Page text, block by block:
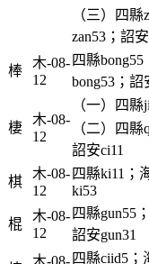
（三）四
zan53；詔安
棒
木-08-
12
四縣
bong53；詔
棲
木-08-
12
（一）四
（二）四
詔安ci11
棋
木-08-
12
四縣ki11；
ki53
棍
木-08-
12
四縣gun55
詔安gun31
木-08- 四縣ciid5；